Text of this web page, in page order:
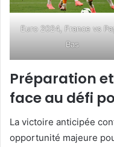
Euro 2024, France vs
Bas
Préparation
face au défi
La victoire anticipée
opportunité majeure